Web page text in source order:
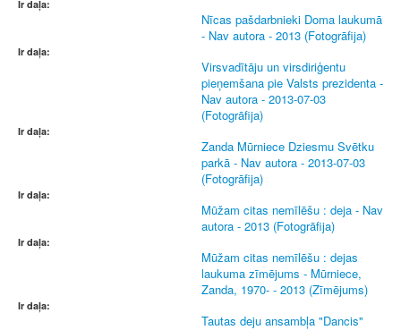
Ir daļa:
Nīcas pašdarbnieki Doma laukumā
- Nav autora - 2013 (Fotogrāfija)
Ir daļa:
Virsvadītāju un virsdiriģentu
pieņemšana pie Valsts prezidenta -
Nav autora - 2013-07-03
(Fotogrāfija)
Ir daļa:
Zanda Mūrniece Dziesmu Svētku
parkā - Nav autora - 2013-07-03
(Fotogrāfija)
Ir daļa:
Mūžam citas nemīlēšu : deja - Nav
autora - 2013 (Fotogrāfija)
Ir daļa:
Mūžam citas nemīlēšu : dejas
laukuma zīmējums - Mūrniece,
Zanda, 1970- - 2013 (Zīmējums)
Ir daļa:
Tautas deju ansambļa "Dancis"